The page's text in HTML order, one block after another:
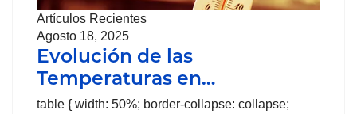
Artículos Recientes
Agosto 18, 2025
Evolución de las
Temperaturas en…
table { width: 50%; border-collapse: collapse;